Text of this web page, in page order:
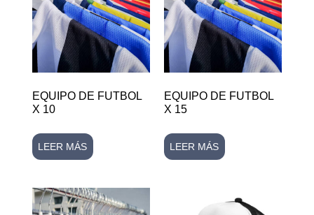
EQUIPO DE FUTBOL
X 10
LEER MÁS
EQUIPO DE FUTBOL
X 15
LEER MÁS